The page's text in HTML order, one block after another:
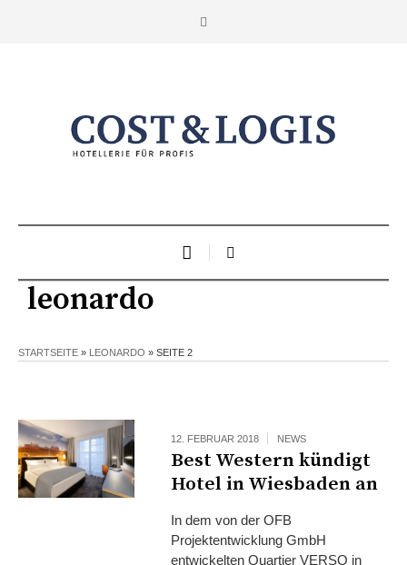
leonardo
STARTSEITE » LEONARDO » SEITE 2
12. FEBRUAR 2018 NEWS
Best Western kündigt
Hotel in Wiesbaden an
In dem von der OFB
Projektentwicklung GmbH
entwickelten Quartier VERSO in